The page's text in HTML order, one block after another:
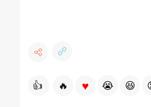
👍 🔥 ♥ 😭 😆